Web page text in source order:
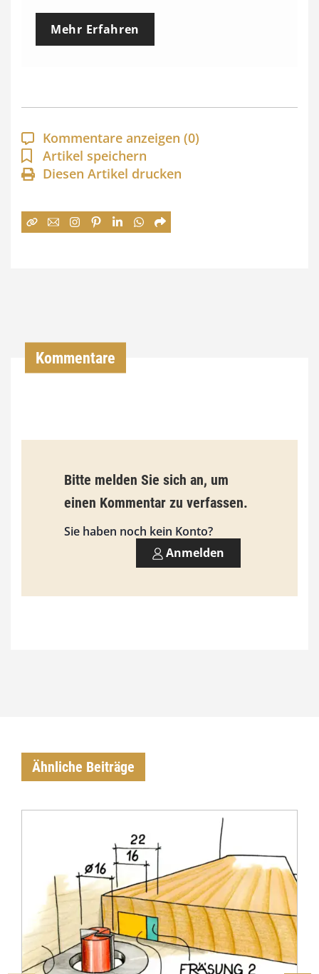
e
p
a
n
n
:
9
3
0
0
Mehr Erfahren
Kommentare anzeigen (0)
Artikel speichern
Diesen Artikel drucken
Kommentare
Bitte melden Sie sich an, um
einen Kommentar zu verfassen.
Sie haben noch kein Konto?
Anmelden
Ähnliche Beiträge